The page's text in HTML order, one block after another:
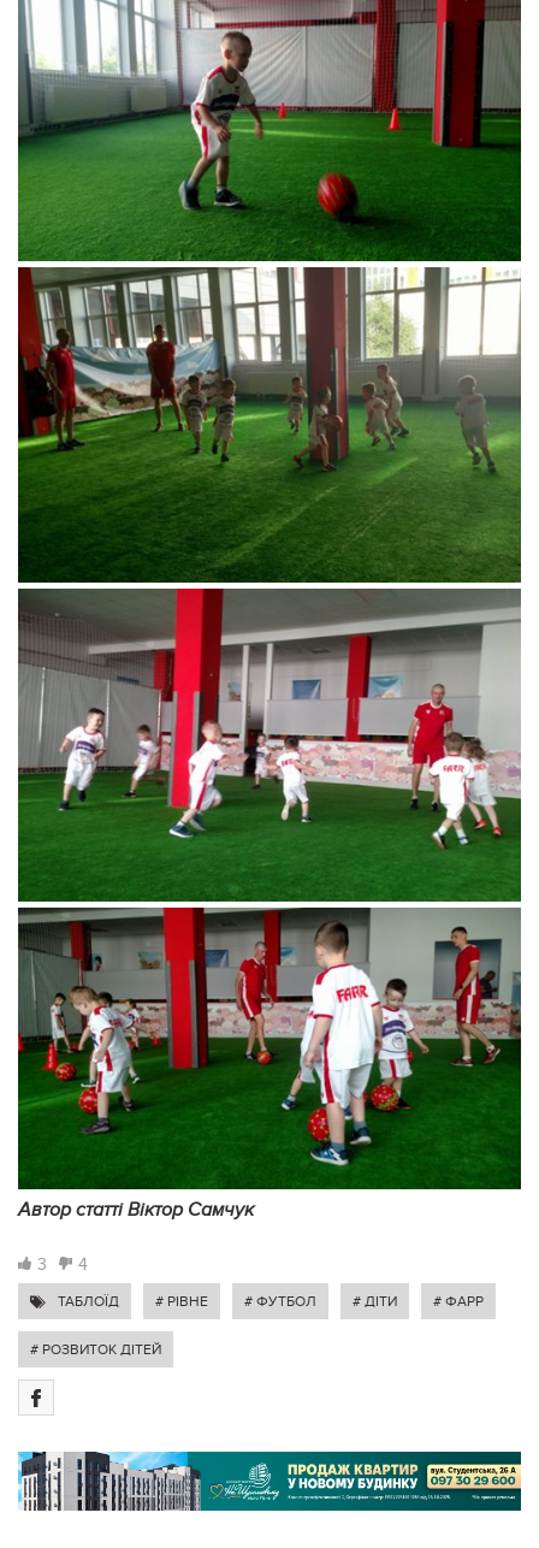
Автор статті Віктор Самчук
3 4
ТАБЛОЇД # РІВНЕ # ФУТБОЛ # ДІТИ # ФАРР
# РОЗВИТОК ДІТЕЙ